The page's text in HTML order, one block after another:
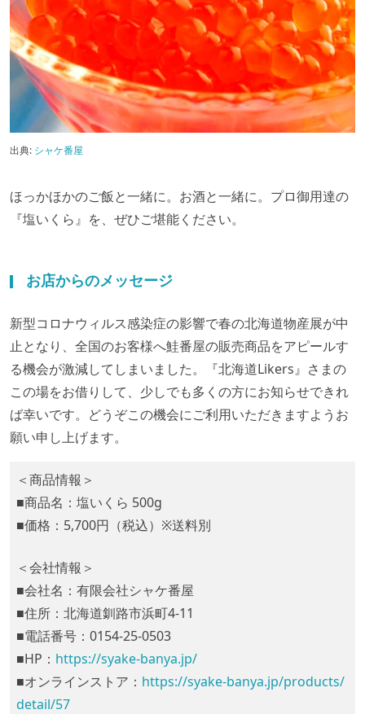
出典: シャケ番屋
ほっかほかのご飯と一緒に。お酒と一緒に。プロ御用達の
『塩いくら』を、ぜひご堪能ください。
お店からのメッセージ
新型コロナウィルス感染症の影響で春の北海道物産展が中
止となり、全国のお客様へ鮭番屋の販売商品をアピールす
る機会が激減してしまいました。『北海道Likers』さまの
この場をお借りして、少しでも多くの方にお知らせできれ
ば幸いです。どうぞこの機会にご利用いただきますようお
願い申し上げます。
＜商品情報＞
■商品名：塩いくら 500g
■価格：5,700円（税込）※送料別
＜会社情報＞
■会社名：有限会社シャケ番屋
■住所：北海道釧路市浜町4-11
■電話番号：0154-25-0503
■HP： https://syake-banya.jp/
■オンラインストア： https://syake-banya.jp/products/
detail/57